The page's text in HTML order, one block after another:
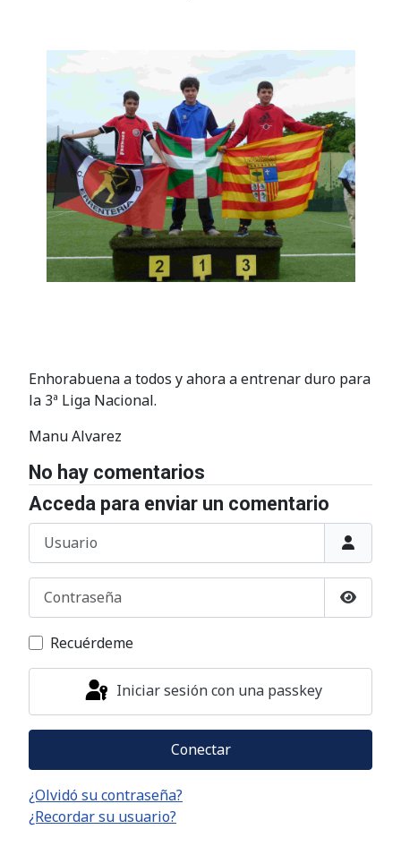
Enhorabuena a todos y ahora a entrenar duro para
la 3ª Liga Nacional.
Manu Alvarez
No hay comentarios
Acceda para enviar un comentario
Usuario
Contraseña
Recuérdeme
Iniciar sesión con una passkey
Conectar
¿Olvidó su contraseña?
¿Recordar su usuario?